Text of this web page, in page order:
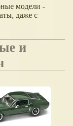
модели -
даже с